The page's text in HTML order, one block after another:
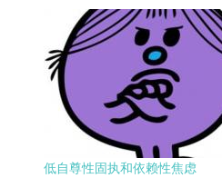
低自尊性固执和依赖性焦虑